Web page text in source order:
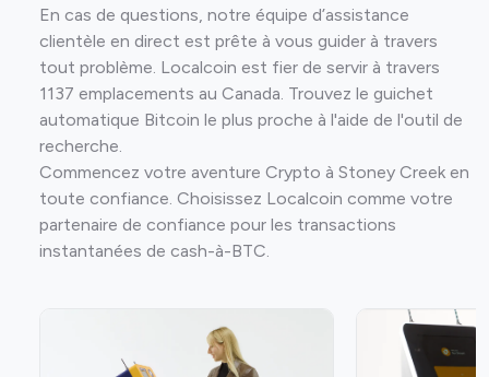
En cas de questions, notre équipe d’assistance
clientèle en direct est prête à vous guider à travers
tout problème. Localcoin est fier de servir à travers
1137 emplacements au Canada. Trouvez le guichet
automatique Bitcoin le plus proche à l'aide de l'outil de
recherche.
Commencez votre aventure Crypto à Stoney Creek en
toute confiance. Choisissez Localcoin comme votre
partenaire de confiance pour les transactions
instantanées de cash-à-BTC.